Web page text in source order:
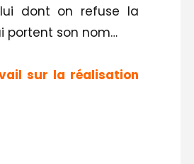
dont on refuse la
portent son nom…
sur la réalisation